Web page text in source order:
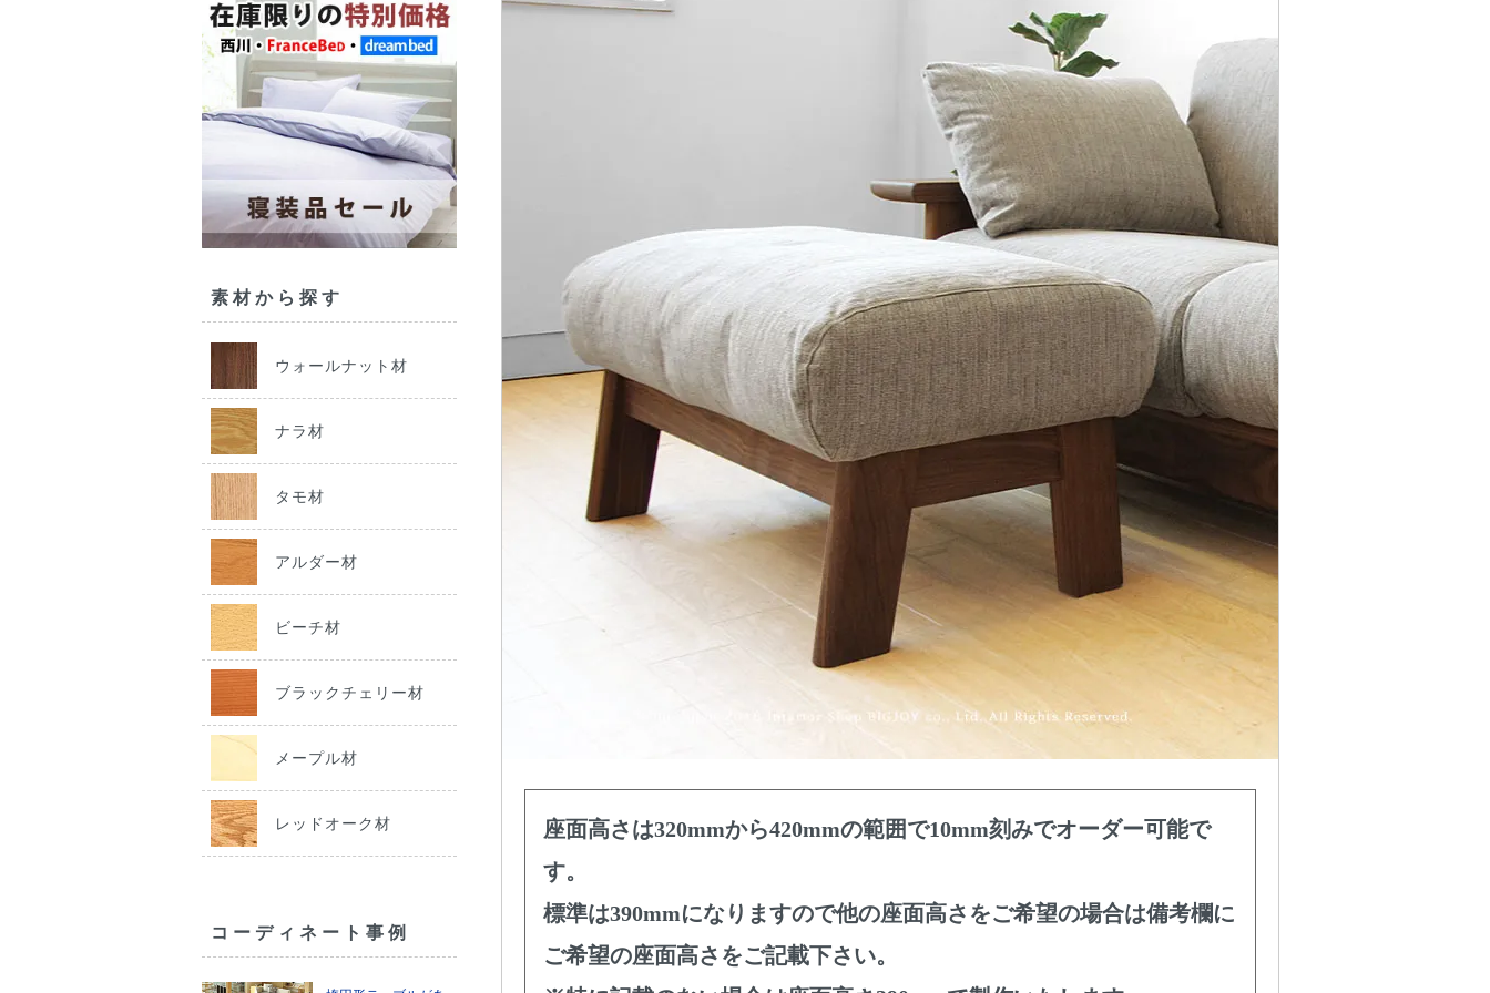
座面高さは320mmから420mmの範囲で10mm刻みでオーダー可能で
す。
標準は390mmになりますので他の座面高さをご希望の場合は備考欄に
ご希望の座面高さをご記載下さい。
素材から探す
ウォールナット材
ナラ材
タモ材
アルダー材
ビーチ材
ブラックチェリー材
メープル材
レッドオーク材
コーディネート事例